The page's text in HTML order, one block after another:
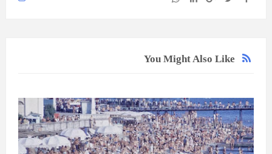
You Might Also Like